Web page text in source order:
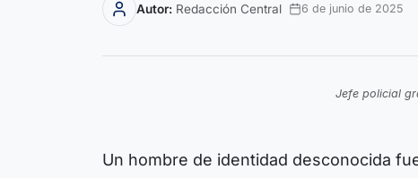
Autor: Redacción Central 6 de junio de 2025
Jefe policial
Un hombre de identidad desconocida